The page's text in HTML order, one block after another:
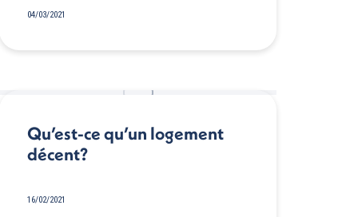
04/03/2021
Qu’est-ce qu’un logement
décent?
16/02/2021